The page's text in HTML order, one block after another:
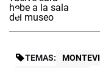
TEMAS: